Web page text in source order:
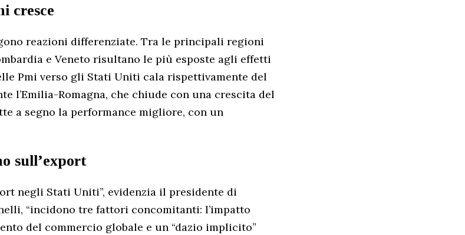
cresce
reazioni differenziate. Tra le principali regioni
e Veneto risultano le più esposte agli effetti
Pmi verso gli Stati Uniti cala rispettivamente del
l’Emilia-Romagna, che chiude con una crescita del
a segno la performance migliore, con un
sull’export
negli Stati Uniti”, evidenzia il presidente di
“incidono tre fattori concomitanti: l’impatto
del commercio globale e un “dazio implicito”